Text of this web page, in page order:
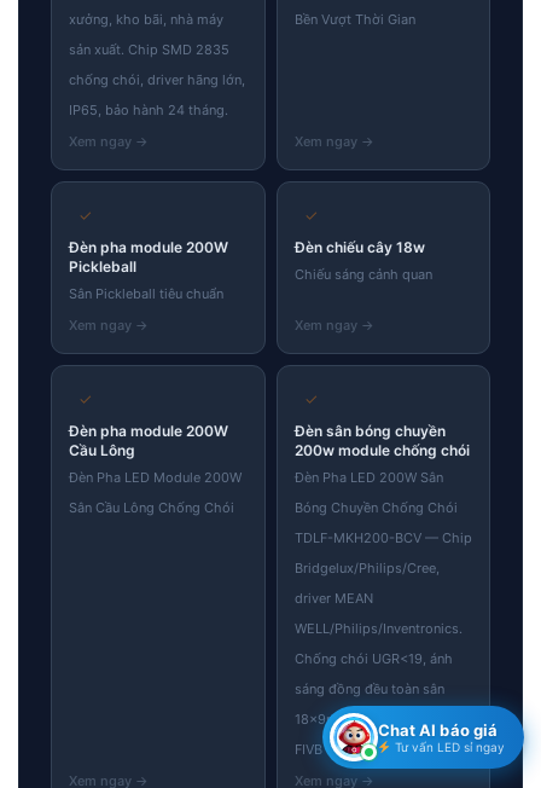
xưởng, kho bãi, nhà máy
sản xuất. Chip SMD 2835
chống chói, driver hãng lớn,
IP65, bảo hành 24 tháng.
Bền Vượt Thời Gian
✓
Đèn pha module 200W
Pickleball
Sân Pickleball tiêu chuẩn
✓
Đèn chiếu cây 18w
Chiếu sáng cảnh quan
✓
Đèn pha module 200W
Cầu Lông
Đèn Pha LED Module 200W
Sân Cầu Lông Chống Chói
✓
Đèn sân bóng chuyền
200w module chống chói
Đèn Pha LED 200W Sân
Bóng Chuyền Chống Chói
TDLF-MKH200-BCV — Chip
Bridgelux/Philips/Cree,
driver MEAN
WELL/Philips/Inventronics.
Chống chói UGR<19, ánh
sáng đồng đều toàn sân
18×9m, tiêu chuẩn thi đấu
FIVB quốc tế
Chat AI báo giá
Tư vấn LED sỉ ngay